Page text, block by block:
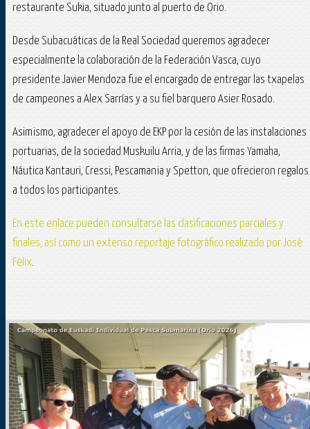
restaurante Sukia, situado junto al puerto de Orio.
Desde Subacuáticas de la Real Sociedad queremos agradecer
especialmente la colaboración de la Federación Vasca, cuyo
presidente Javier Mendoza fue el encargado de entregar las txapelas
de campeones a Alex Sarrías y a su fiel barquero Asier Rosado.
Asimismo, agradecer el apoyo de EKP por la cesión de las instalaciones
portuarias, de la sociedad Muskuilu Arria, y de las firmas Yamaha,
Náutica Kantauri, Cressi, Pescamania y Spetton, que ofrecieron regalos
a todos los participantes.
En este enlace pueden consultarse las clasificaciones parciales y
finales, así como un extenso reportaje fotográfico realizado por José
Félix.